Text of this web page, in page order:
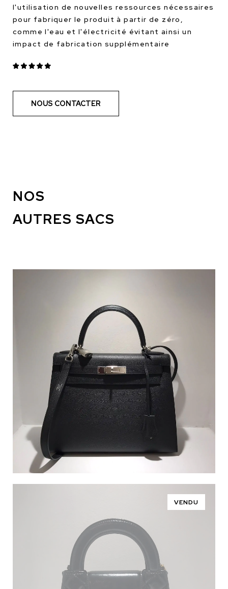
l'utilisation de nouvelles ressources nécessaires
pour fabriquer le produit à partir de zéro,
comme l'eau et l'électricité évitant ainsi un
impact de fabrication supplémentaire
NOUS CONTACTER
NOS
AUTRES SACS
VENDU